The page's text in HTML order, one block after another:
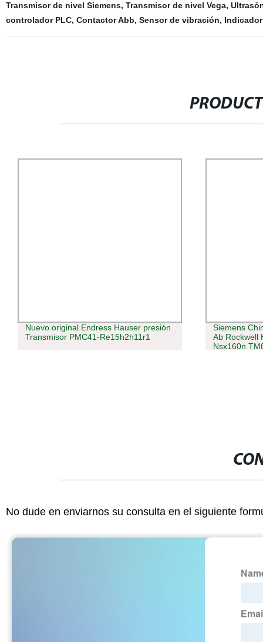
Transmisor de nivel Siemens, Transmisor de nivel Vega,
controlador PLC, Contactor Abb, Sensor de vibración,
Nuevo original Endress Hauser presión
Transmisor PMC41-Re15h2h11r1
Siemens
Ab Rockwell
Nsx160n
No dude en enviarnos su consulta en el siguiente